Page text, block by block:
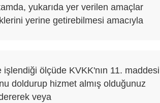
yukarıda yer verilen amaçlar
yerine getirebilmesi amacıyla
ölçüde KVKK'nın 11. maddesi
doldurup hizmet almış olduğunuz
veya